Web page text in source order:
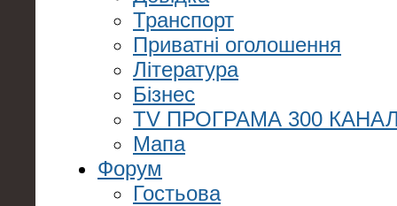
Транспорт
Приватні оголошення
Література
Бізнес
TV ПРОГРАМА 300
Мапа
Форум
Гостьова